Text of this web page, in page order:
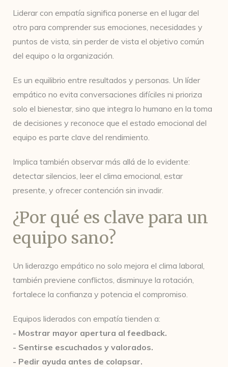
Liderar con empatía significa ponerse en el lugar del
otro para comprender sus emociones, necesidades y
puntos de vista, sin perder de vista el objetivo común
del equipo o la organización.
Es un equilibrio entre resultados y personas. Un líder
empático no evita conversaciones difíciles ni prioriza
solo el bienestar, sino que integra lo humano en la toma
de decisiones y reconoce que el estado emocional del
equipo es parte clave del rendimiento.
Implica también observar más allá de lo evidente:
detectar silencios, leer el clima emocional, estar
presente, y ofrecer contención sin invadir.
¿Por qué es clave para un
equipo sano?
Un liderazgo empático no solo mejora el clima laboral,
también previene conflictos, disminuye la rotación,
fortalece la confianza y potencia el compromiso.
Equipos liderados con empatía tienden a:
- Mostrar mayor apertura al feedback.
- Sentirse escuchados y valorados.
- Pedir ayuda antes de colapsar.